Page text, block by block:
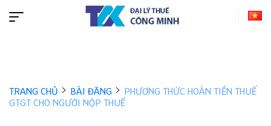
TRANG CHỦ BÀI ĐĂNG
PHƯƠNG THỨC HOÀN TIỀN THUẾ
GTGT CHO NGƯỜI NỘP THUẾ